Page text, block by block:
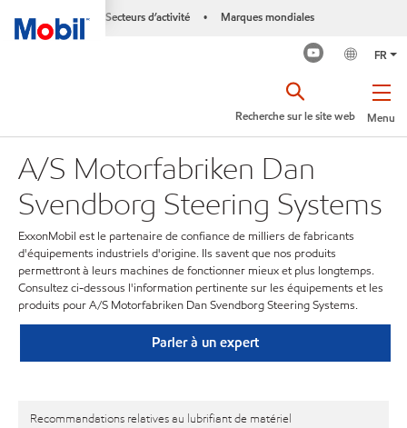
Secteurs d’activité • Marques mondiales
FR
Menu
Recherche sur le site web
A/S Motorfabriken Dan
Svendborg Steering Systems
ExxonMobil est le partenaire de confiance de milliers de fabricants
d'équipements industriels d'origine. Ils savent que nos produits
permettront à leurs machines de fonctionner mieux et plus longtemps.
Consultez ci-dessous l'information pertinente sur les équipements et les
produits pour A/S Motorfabriken Dan Svendborg Steering Systems.
Parler à un expert
Recommandations relatives au lubrifiant de matériel